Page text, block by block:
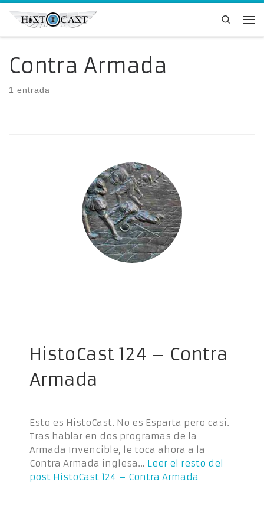
Saltar al contenido
Search
Contra Armada
1 entrada
HistoCast 124 – Contra
Armada
Esto es HistoCast. No es Esparta pero casi.
Tras hablar en dos programas de la
Armada Invencible, le toca ahora a la
Contra Armada inglesa… Leer el resto del
post HistoCast 124 – Contra Armada